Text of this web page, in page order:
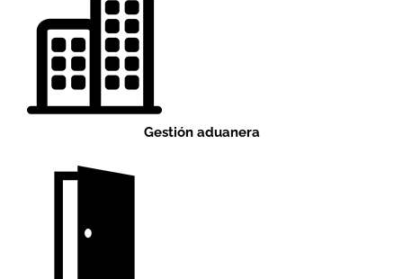
Gestión aduanera